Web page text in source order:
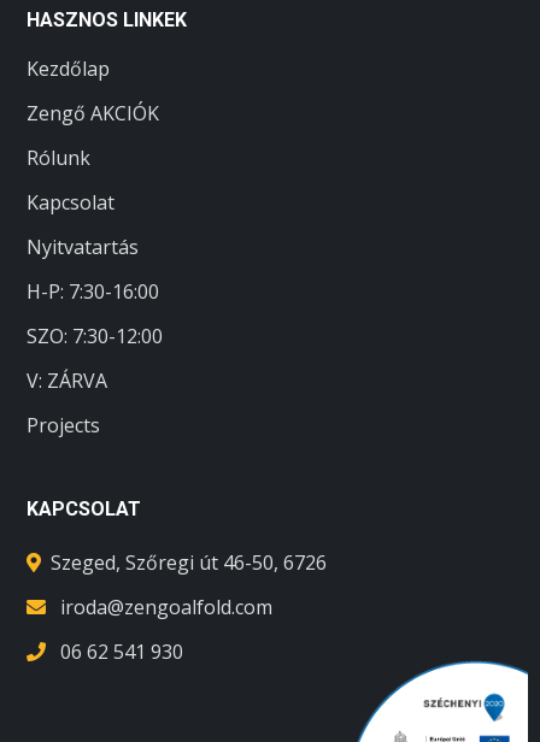
HASZNOS LINKEK
Kezdőlap
Zengő AKCIÓK
Rólunk
Kapcsolat
Nyitvatartás
H-P: 7:30-16:00
SZO: 7:30-12:00
V: ZÁRVA
Projects
KAPCSOLAT
Szeged, Szőregi út 46-50, 6726
iroda@zengoalfold.com
06 62 541 930